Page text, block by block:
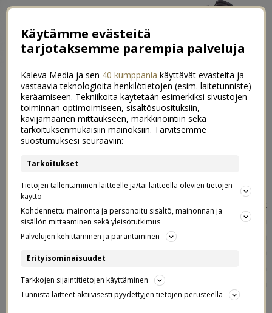
Vegaaninen ja gluteeniton
suklaakakku
Mä olen opetellut ihan uudenlaista ruuanlaittoa nyt
esikoisen uuden ruokavalion myötä, ja yhtä itsetehtyä
herkkuakin ollaan jo keretty testaamaan eli vegaanista
(maidotonta) ja gluteenitonta suklaakakkua! Ja arvatkaa
mitä, sitä oli sekä superhelppoa tehdä että
superherkkua syödä. Tämä on sellainen herkku joka
kelpaa aika monelle eri ruokavaliolle, tosin soija-
Käytämme evästeitä
tarjotaksemme parempia palveluja
Kaleva Media ja sen 40 kumppania käyttävät evästeitä ja
vastaavia teknologioita henkilötietojen (esim. laitetunniste)
keräämiseen. Tekniikoita käytetään esimerkiksi sivustojen
toiminnan optimoimiseen, sisältösuosituksiin,
kävijämäärien mittaukseen, markkinointiin sekä
tarkoituksenmukaisiin mainoksiin. Tarvitsemme
suostumuksesi seuraaviin:
Tarkoitukset
Tietojen tallentaminen laitteelle ja/tai laitteella olevien tietojen
käyttö
Kohdennettu mainonta ja personoitu sisältö, mainonnan ja
sisällön mittaaminen sekä yleisötutkimus
Palvelujen kehittäminen ja parantaminen
Erityisominaisuudet
Tarkkojen sijaintitietojen käyttäminen
Tunnista laitteet aktiivisesti pyydettyjen tietojen perusteella